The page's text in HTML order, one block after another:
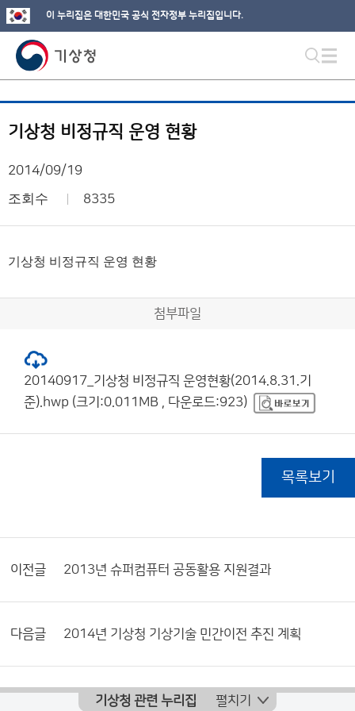
이 누리집은 대한민국 공식 전자정부 누리집입니다.
기상청 비정규직 운영 현황
2014/09/19
조회수 8335
기상청 비정규직 운영 현황
첨부파일
20140917_기상청 비정규직 운영현황(2014.8.31.기
준).hwp (크기:0.011MB , 다운로드:923)
목록보기
이전글 2013년 슈퍼컴퓨터 공동활용 지원결과
다음글 2014년 기상청 기상기술 민간이전 추진 계획
기상청 관련 누리집 펼치기